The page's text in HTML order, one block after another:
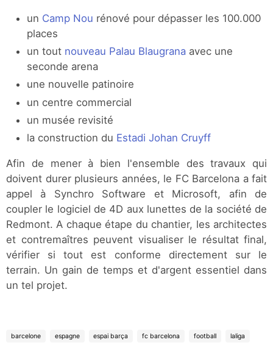
un Camp Nou rénové pour dépasser les 100.000
places
un tout nouveau Palau Blaugranaavec une
seconde arena
une nouvelle patinoire
un centre commercial
un musée revisité
la construction du Estadi Johan Cruyff
Afin de mener à bien l'ensemble des travaux qui
doivent durer plusieurs années, le FC Barcelona a fait
appel à Synchro Software et Microsoft, afin de
coupler le logiciel de 4D aux lunettes de la société de
Redmont. A chaque étape du chantier, les architectes
et contremaîtres peuvent visualiser le résultat final,
vérifier si tout est conforme directement sur le
terrain. Un gain de temps et d'argent essentiel dans
un tel projet.
barcelone espagne espai barça fc barcelona football laliga